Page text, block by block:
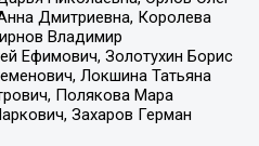
Дмитриевна, Королева
Владимир
Ефимович, Золотухин Борис
Локшина Татьяна
Полякова Мара
Захаров Герман